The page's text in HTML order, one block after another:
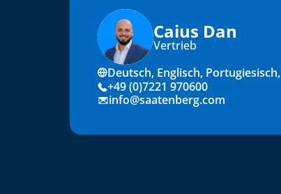
Caius Dan
Vertrieb
Deutsch, Englisch,
+49 (0)7221 970600
info@saatenberg.com